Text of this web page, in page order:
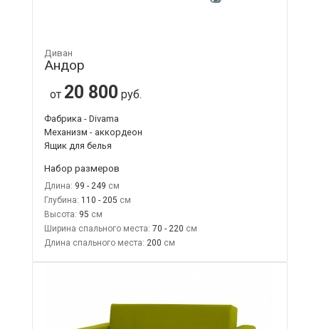
Диван
Андор
от 20 800 руб.
Фабрика - Divama
Механизм - аккордеон
Ящик для белья
Набор размеров
Длина: 99 - 249
Глубина: 110 - 205
Высота: 95
Ширина спального места: 70 - 220
Длина спального места: 200